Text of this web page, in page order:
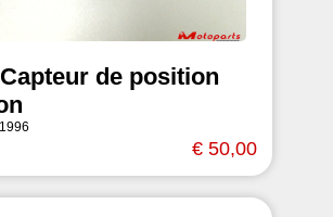
de position
€ 50,00